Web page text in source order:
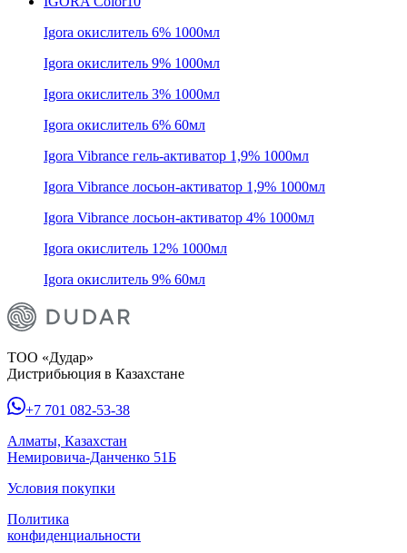
Igora окислитель 6% 1000мл
Igora окислитель 9% 1000мл
Igora окислитель 3% 1000мл
Igora окислитель 6% 60мл
Igora Vibrance гель-активатор 1,9% 1000мл
Igora Vibrance лосьон-активатор 1,9% 1000мл
Igora Vibrance лосьон-активатор 4% 1000мл
Igora окислитель 12% 1000мл
Igora окислитель 9% 60мл
ТОО «Дудар»
Дистрибьюция в Казахстане
+7 701 082-53-38
Алматы, Казахстан
Немировича-Данченко 51Б
Условия покупки
Политика
конфиденциальности